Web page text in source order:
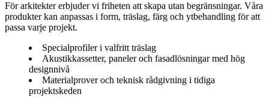
För arkitekter erbjuder vi friheten att skapa utan begränsningar. Våra
produkter kan anpassas i form, träslag, färg och ytbehandling för att
passa varje projekt.
Specialprofiler i valfritt träslag
Akustikkassetter, paneler och fasadlösningar med hög
designnivå
Materialprover och teknisk rådgivning i tidiga
projektskeden